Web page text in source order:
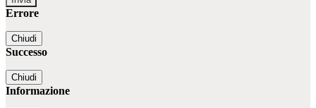
Errore
Chiudi
Successo
Chiudi
Informazione